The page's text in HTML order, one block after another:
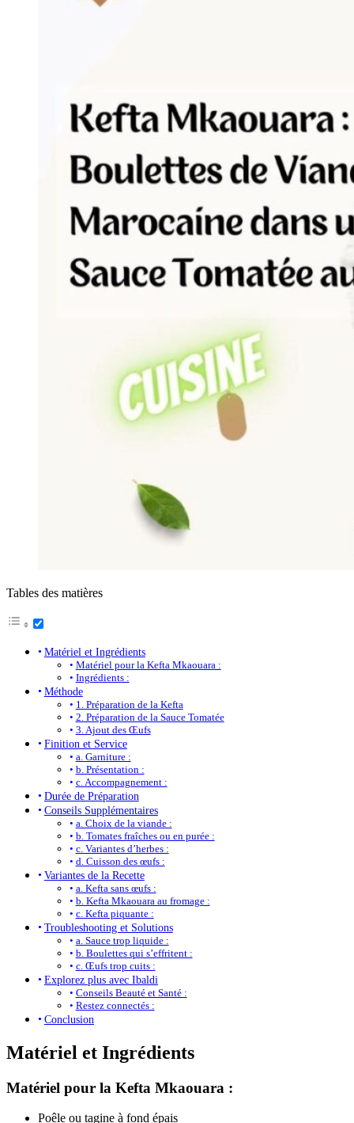
Tables des matières
Matériel et Ingrédients
Matériel pour la Kefta Mkaouara :
Ingrédients :
Méthode
1. Préparation de la Kefta
2. Préparation de la Sauce Tomatée
3. Ajout des Œufs
Finition et Service
a. Garniture :
b. Présentation :
c. Accompagnement :
Durée de Préparation
Conseils Supplémentaires
a. Choix de la viande :
b. Tomates fraîches ou en purée :
c. Variantes d’herbes :
d. Cuisson des œufs :
Variantes de la Recette
a. Kefta sans œufs :
b. Kefta Mkaouara au fromage :
c. Kefta piquante :
Troubleshooting et Solutions
a. Sauce trop liquide :
b. Boulettes qui s’effritent :
c. Œufs trop cuits :
Explorez plus avec Ibaldi
Conseils Beauté et Santé :
Restez connectés :
Conclusion
Matériel et Ingrédients
Matériel pour la Kefta Mkaouara :
Poêle ou tagine à fond épais